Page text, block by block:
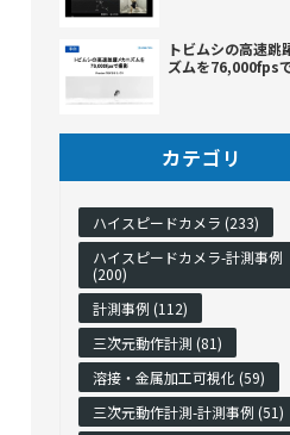
トビムシの高速跳
ズムを76,000fps
カテゴリ
ハイスピードカメラ (233)
ハイスピードカメラ-計測事例
(200)
計測事例 (112)
三次元動作計測 (81)
溶接・金属加工可視化 (59)
三次元動作計測-計測事例 (51)